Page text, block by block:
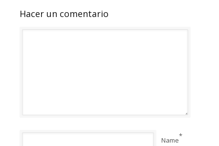
Hacer un comentario
Name*